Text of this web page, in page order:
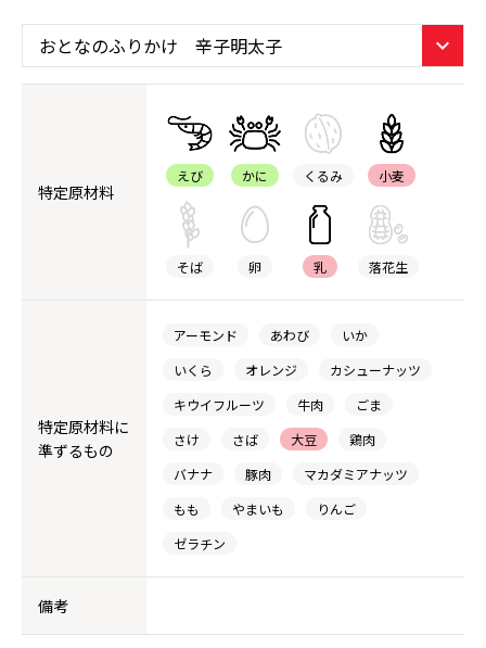
特定原材料
えび かに くるみ 小麦
そば 卵 乳 落花生
特定原材料に
準ずるもの
アーモンド あわび
いか
いくら
オレンジ
カシューナッツ
キウイフルーツ
牛肉
ごま
さけ
さば 大豆
鶏肉
バナナ
豚肉
マカダミアナッツ
もも
やまいも
りんご
ゼラチン
備考